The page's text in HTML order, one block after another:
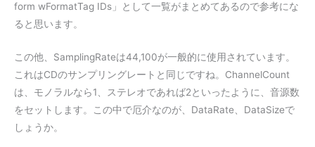
form wFormatTag IDs」として一覧がまとめてあるので参考にな
ると思います。
この他、SamplingRateは44,100が一般的に使用されています。
これはCDのサンプリングレートと同じですね。ChannelCount
は、モノラルなら1、ステレオであれば2といったように、音源数
をセットします。この中で厄介なのが、DataRate、DataSizeで
しょうか。